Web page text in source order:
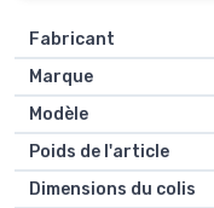
Fabricant
Marque
Modèle
Poids de l'article
Dimensions du colis